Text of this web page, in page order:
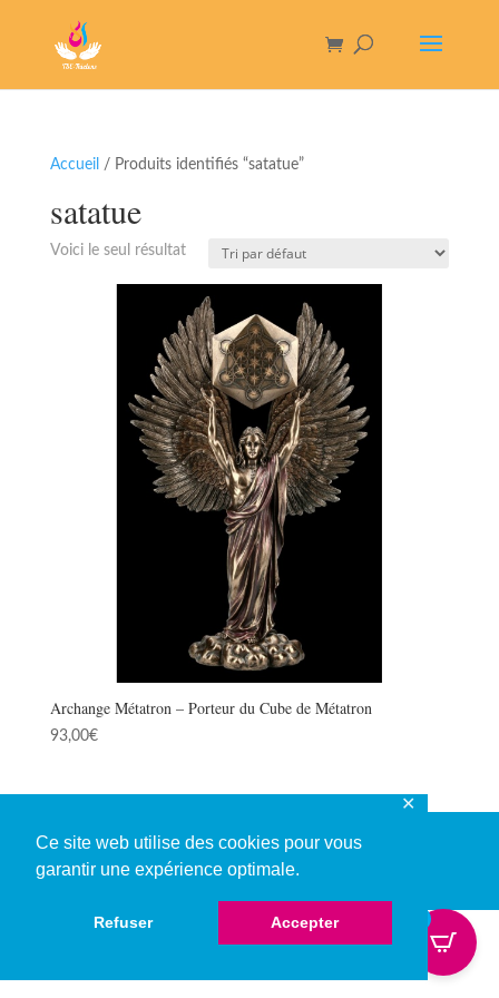
Ce site web utilise des cookies pour vous
garantir une expérience optimale.
Refuser Accepter
✕
Accueil / Produits identifiés “satatue”
satatue
Voici le seul résultat
Archange Métatron – Porteur du Cube de Métatron
93,00€
© Copyright 2026